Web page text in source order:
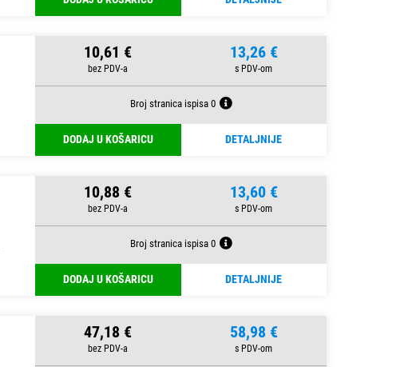
10,61 € 13,26 €
Broj stranica ispisa 0
DODAJ U KOŠARICU DETALJNIJE
10,88 € 13,60 €
Broj stranica ispisa 0
DODAJ U KOŠARICU DETALJNIJE
47,18 € 58,98 €